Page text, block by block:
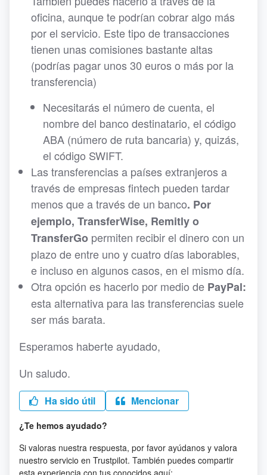
oficina, aunque te podrían cobrar algo más
por el servicio. Este tipo de transacciones
tienen unas comisiones bastante altas
(podrías pagar unos 30 euros o más por la
transferencia)
Necesitarás el número de cuenta, el
nombre del banco destinatario, el código
ABA (número de ruta bancaria) y, quizás,
el código SWIFT.
Las transferencias a países extranjeros a
través de empresas fintech pueden tardar
menos que a través de un banco. Por
ejemplo, TransferWise, Remitly o
TransferGo permiten recibir el dinero con un
plazo de entre uno y cuatro días laborables,
e incluso en algunos casos, en el mismo día.
Otra opción es hacerlo por medio de PayPal:
esta alternativa para las transferencias suele
ser más barata.
Esperamos haberte ayudado,
Un saludo.
Ha sido útil Mencionar
¿Te hemos ayudado?
Si valoras nuestra respuesta, por favor ayúdanos y valora
nuestro servicio en Trustpilot. También puedes compartir
esta experiencia con tus conocidos aquí: